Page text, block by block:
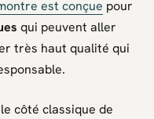
est conçue pour
qui peuvent aller
très haut qualité qui
côté classique de